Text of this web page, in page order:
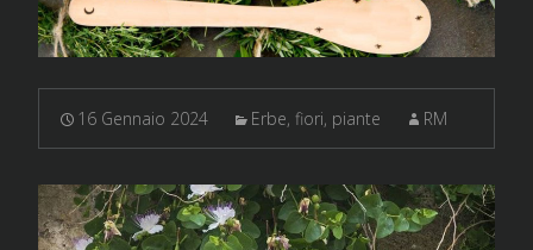
16 Gennaio 2024 Erbe, fiori, piante RM